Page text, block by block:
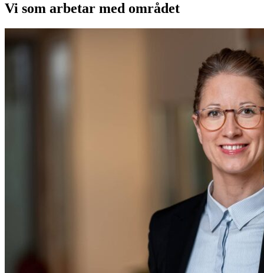
Vi som arbetar med området